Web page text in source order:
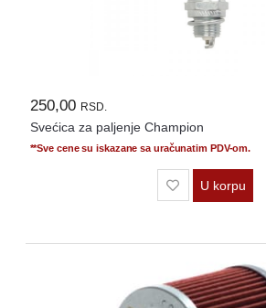
OSTALO
KAMIONSKI
POLOVNI
250,00 RSD.
Svećica za paljenje Champion
**Sve cene su iskazane sa uračunatim PDV-om.
U korpu